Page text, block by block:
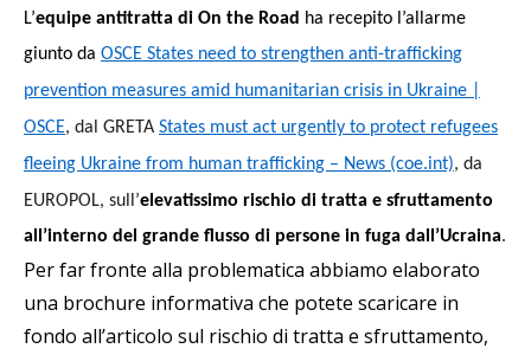
L’equipe antitratta di On the Road ha recepito l’allarme
giunto da OSCE States need to strengthen anti-trafficking
prevention measures amid humanitarian crisis in Ukraine |
OSCE, dal GRETA States must act urgently to protect refugees
fleeing Ukraine from human trafficking – News (coe.int), da
EUROPOL, sull’elevatissimo rischio di tratta e sfruttamento
all’interno del grande flusso di persone in fuga dall’Ucraina.
Per far fronte alla problematica abbiamo elaborato
una brochure informativa che potete scaricare in
fondo all’articolo sul rischio di tratta e sfruttamento,